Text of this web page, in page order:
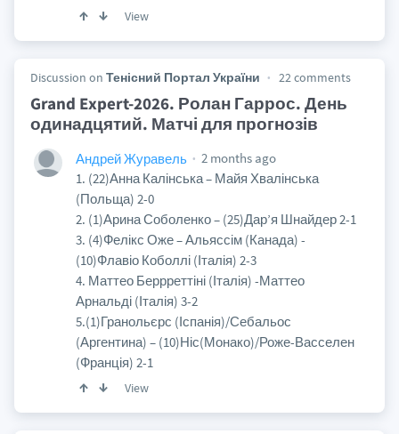
View
Discussion on Тенісний Портал України 22 comments
Grand Expert-2026. Ролан Гаррос. День
одинадцятий. Матчі для прогнозів
Андрей Журавель
2 months ago
1. (22)Анна Калінська – Майя Хвалінська
(Польща) 2-0
2. (1)Арина Соболенко – (25)Дар’я Шнайдер 2-1
3. (4)Фелікс Оже – Альяссім (Канада) -
(10)Флавіо Коболлі (Італія) 2-3
4. Маттео Беррреттіні (Італія) -Маттео
Арнальді (Італія) 3-2
5.(1)Гранольєрс (Іспанія)/Себальос
(Аргентина) – (10)Ніс(Монако)/Роже-Васселен
(Франція) 2-1
View